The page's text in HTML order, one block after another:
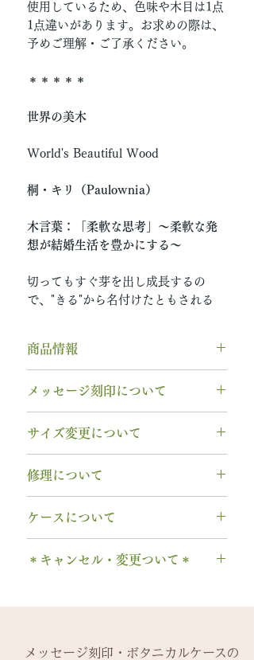
使用しているため、色味や木目は1点
1点違いがあります。お求めの際は、
予めご理解・ご了承ください。
＊＊＊＊＊
世界の美木
World's Beautiful Wood
桐・キリ（Paulownia）
木言葉：「柔軟な思考」〜柔軟な発
想が結婚生活を豊かにする〜
切ってもすぐ芽を出し成長するの
で、"きる"から名付けたともされる
商品情報
ルド）
幅 ： 4.0mm
納期： 6週間〜7週間
メッセージ刻印について
フォント：ブロック体
以下の組み合わせが可能です。
A～Z 英字 大文字のみ（※小文
字は不可です）
0～9 数字
. ドット
− ハイフン
サイズ変更について
ません 。
お届け日より3週間以内であれば、
1回に限り無料にて新品交換いたし
ます。
2回目以降のサイズ交換は、（その
修理について
て】
り替え対応になります。
ケースについて
料の装飾ケースのいずれかを選択
有料装飾ケースには、無料の装飾
＊キャンセル・変更ついて＊
や仕様の変更はできません。
きをお願いいたします。​
メッセージ刻印・ボタニカルケースの